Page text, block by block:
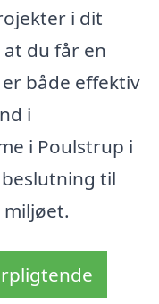
i dit
du får en
både effektiv
i
i Poulstrup i
til